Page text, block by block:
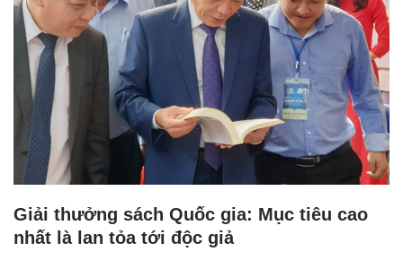
Giải thưởng sách Quốc gia: Mục tiêu cao
nhất là lan tỏa tới độc giả